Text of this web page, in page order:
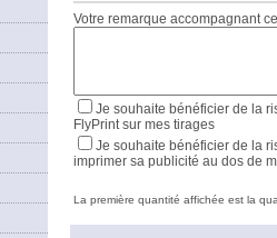
Votre remarque accompagnant
Je souhaite bénéficier de la
FlyPrint sur mes tirages
Je souhaite bénéficier de la
imprimer sa publicité au dos de
La première quantité affichée est la